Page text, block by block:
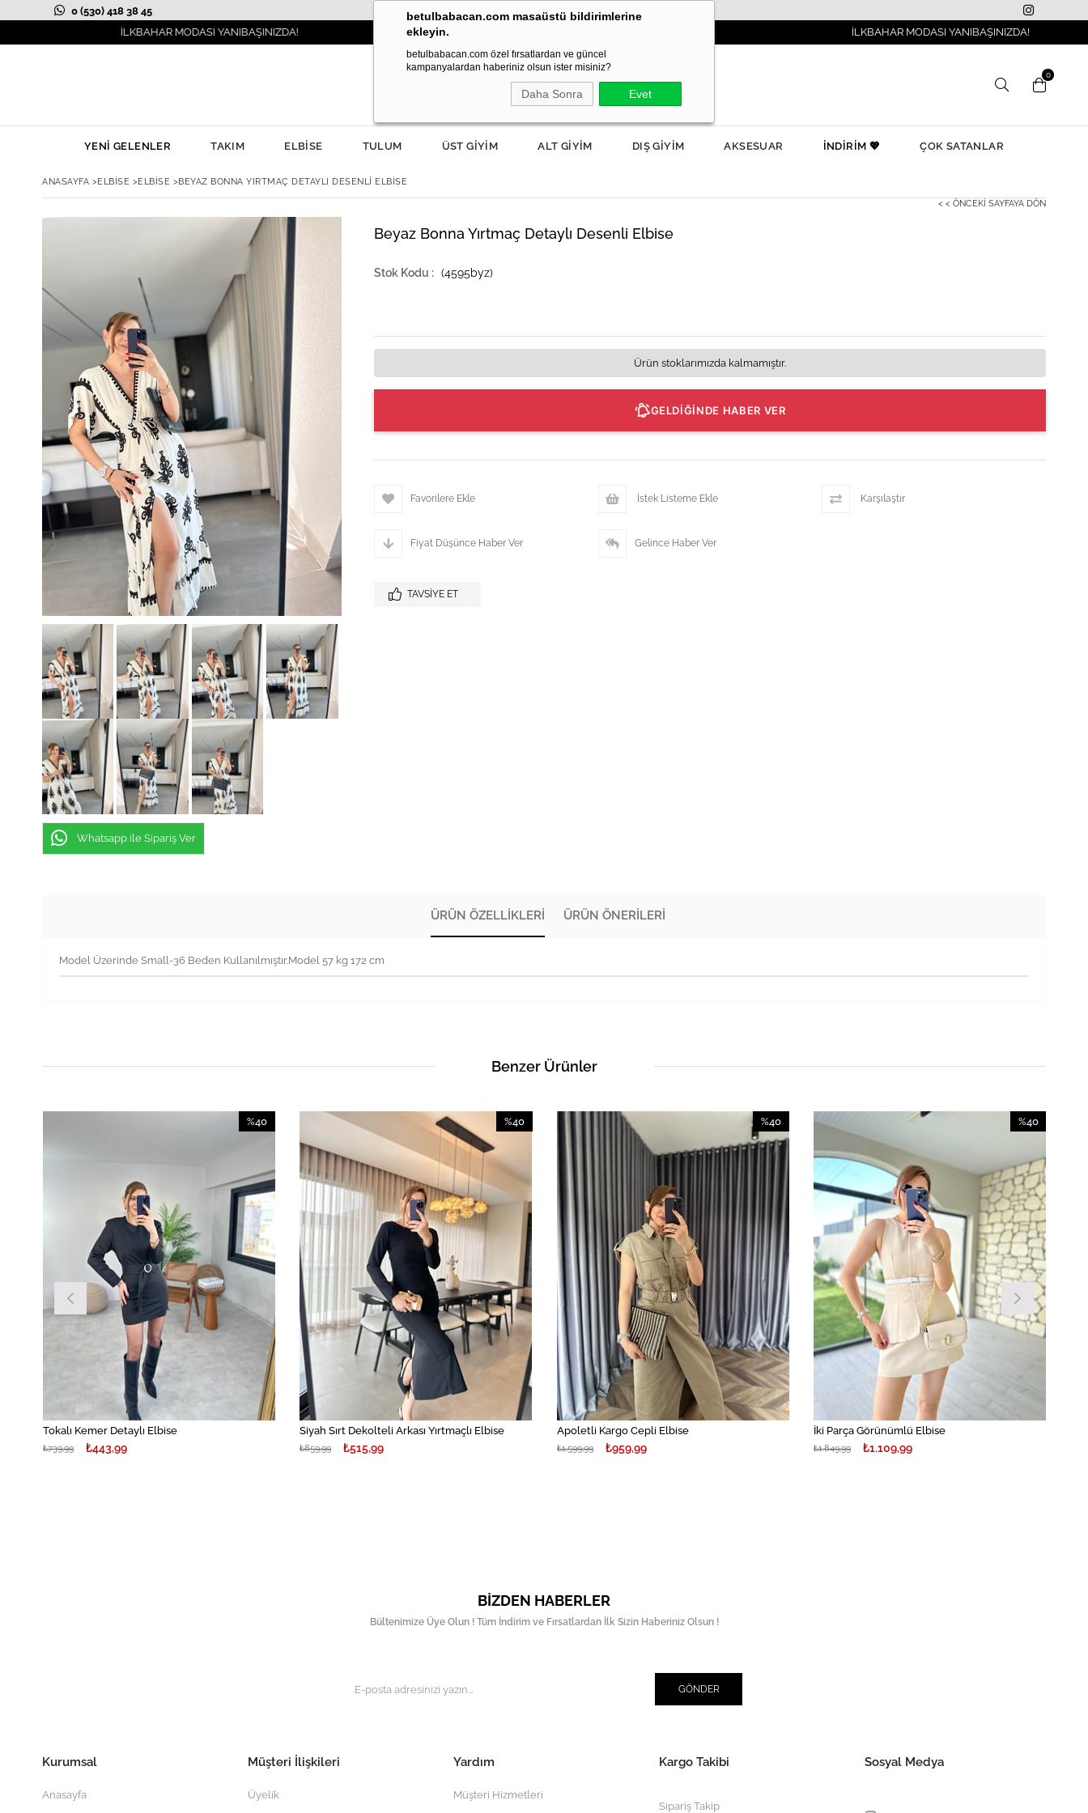
0 (530) 418 38 45
İLKBAHAR MODASI YANIBAŞINIZDA!
3000TL VE ÜZERİ SİPARİŞLERDE KARGO ÜCRETSİZ! İLKBAHAR MODASI YANIBAŞINIZDA!
betulbabacan.com masaüstü bildirimlerine
ekleyin.
betulbabacan.com özel fırsatlardan ve güncel
kampanyalardan haberiniz olsun ister misiniz?
Daha Sonra Evet
0
YENİ GELENLER TAKIM ELBİSE TULUM ÜST GİYİM ALT GİYİM DIŞ GİYİM AKSESUAR İNDİRİM 💖 ÇOK SATANLAR
ANASAYFA >ELBİSE >ELBİSE >BEYAZ BONNA YIRTMAÇ DETAYLI DESENLI ELBISE
< < ÖNCEKI SAYFAYA DÖN
Whatsapp ile Sipariş Ver
Beyaz Bonna Yırtmaç Detaylı Desenli Elbise
(4595byz)
Ürün stoklarımızda kalmamıştır.
GELDİĞİNDE HABER VER
Favorilere Ekle İstek Listeme Ekle Karşılaştır
Fiyat Düşünce Haber Ver Gelince Haber Ver
TAVSIYE ET
ÜRÜN ÖZELLIKLERI ÜRÜN ÖNERILERI
Model Üzerinde Small-36 Beden Kullanılmıştır.Model 57 kg 172 cm
Benzer Ürünler
Tokalı Kemer Detaylı Elbise
₺443,99
₺739,99
%40
Siyah Sırt Dekolteli Arkası Yırtmaçlı Elbise
₺515,99
₺859,99
%40
%40İndirim
Apoletli Kargo Cepli Elbise
₺959,99
₺1.599,99
%40
İndirim
İki Parça Görünümlü Elbise
₺1.109,99
₺1.849,99
%40
%40İndirim
BIZDEN HABERLER
Bültenimize Üye Olun ! Tüm İndirim ve Fırsatlardan İlk Sizin Haberiniz Olsun !
GÖNDER
Kurumsal
Anasayfa
Müşteri İlişkileri
Üyelik
Yardım
Müşteri Hizmetleri
Kargo Takibi
Sipariş Takip
Sosyal Medya